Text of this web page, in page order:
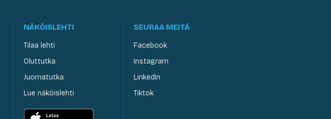
NÄKÖISLEHTI
Tilaa lehti
Oluttutka
Juomatutka
Lue näköislehti
SEURAA MEITÄ
Facebook
Instagram
LinkedIn
Tiktok